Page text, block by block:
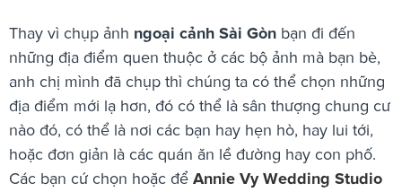
Thay vì chụp ảnh ngoại cảnh Sài Gòn bạn đi đến
những địa điểm quen thuộc ở các bộ ảnh mà bạn bè,
anh chị mình đã chụp thì chúng ta có thể chọn những
địa điểm mới lạ hơn, đó có thể là sân thượng chung cư
nào đó, có thể là nơi các bạn hay hẹn hò, hay lui tới,
hoặc đơn giản là các quán ăn lề đường hay con phố.
Các bạn cứ chọn hoặc để Annie Vy Wedding Studio